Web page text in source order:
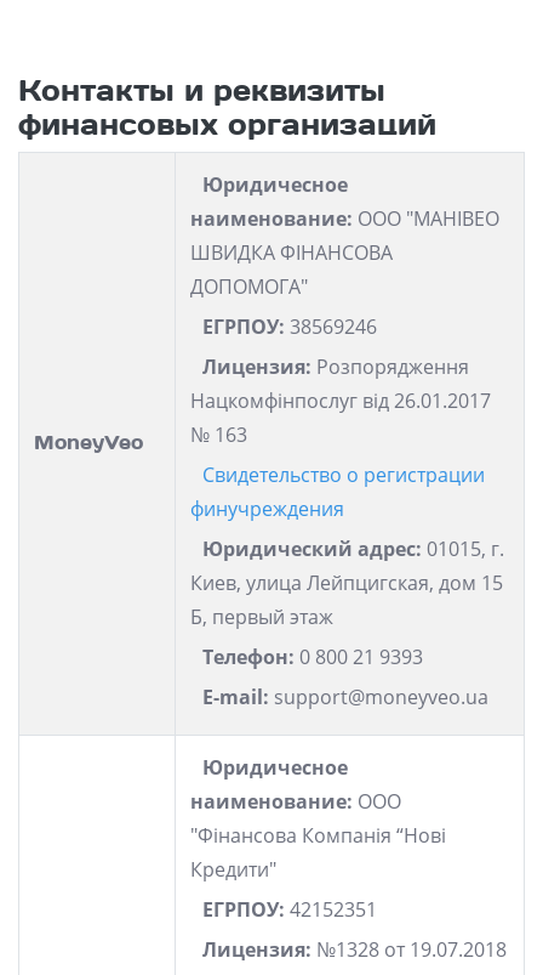
Контакты и реквизиты
финансовых организаций
MoneyVeo
Юридичесное
наименование: ООО "МАНІВЕО
ШВИДКА ФІНАНСОВА
ДОПОМОГА"
ЕГРПОУ: 38569246
Лицензия: Розпорядження
Нацкомфінпослуг від 26.01.2017
№ 163
Свидетельство о регистрации
финучреждения
Юридический адрес: 01015, г.
Киев, улица Лейпцигская, дом 15
Б, первый этаж
Телефон: 0 800 21 9393
E-mail: support@moneyveo.ua
Юридичесное
наименование: ООО
"Фінансова Компанія “Нові
Кредити"
ЕГРПОУ: 42152351
Лицензия: №1328 от 19.07.2018